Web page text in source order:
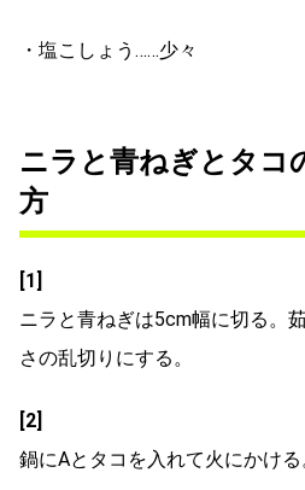
・塩こしょう……少々
ニラと青ねぎとタコ
方
[1]
ニラと青ねぎは5cm幅に切る。
さの乱切りにする。
[2]
鍋にAとタコを入れて火にかける